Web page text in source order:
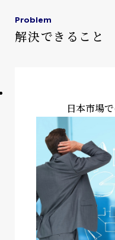
プライバシーポリシー 情報
Problem
解決できること
日本市場